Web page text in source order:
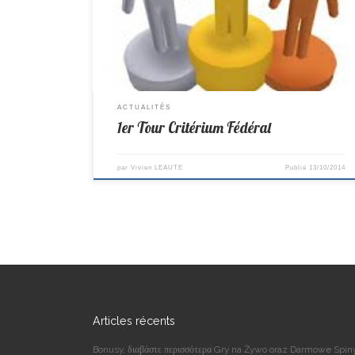
Méric 6ème en Régionale En Minimes Filles: Agathe
termine 7ème en Prè-Régionale En Cadets: Lucas termine
8ème en Départementale 3 En Juniors: Pierre […]
ACTUALITÉS
1er Tour Critérium Fédéral
parVivien LEAUTE Publié 13/10/2014
Articles récents
Bonusy, διαβάστε περισσότερα Gry na Żywo oraz Darmowe